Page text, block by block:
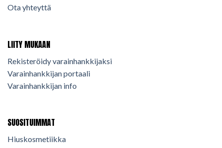
Ota yhteyttä
LIITY MUKAAN
Rekisteröidy varainhankkijaksi
Varainhankkijan portaali
Varainhankkijan info
SUOSITUIMMAT
Hiuskosmetiikka